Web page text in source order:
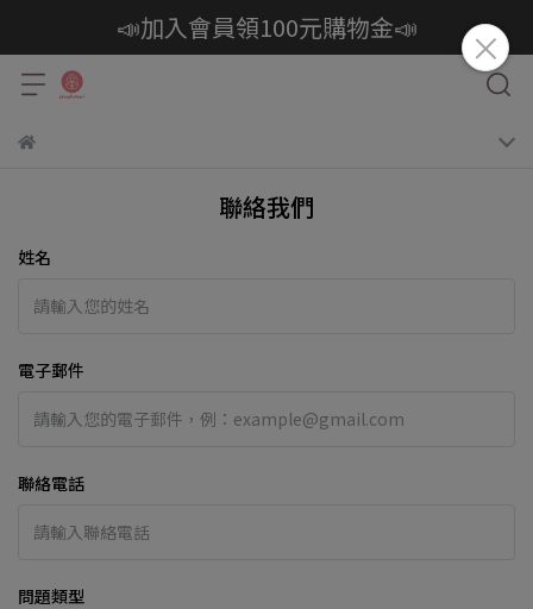
📣加入會員領100元購物金📣
聯絡我們
姓名
電子郵件
聯絡電話
問題類型